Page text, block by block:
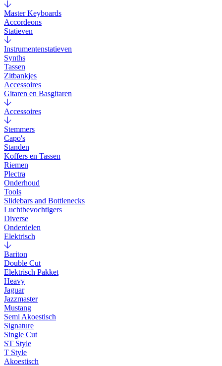
Master Keyboards
Accordeons
Statieven
Instrumentenstatieven
Synths
Tassen
Zitbankjes
Accessoires
Gitaren en Basgitaren
Accessoires
Stemmers
Capo's
Standen
Koffers en Tassen
Riemen
Plectra
Onderhoud
Tools
Slidebars and Bottlenecks
Luchtbevochtigers
Diverse
Onderdelen
Elektrisch
Bariton
Double Cut
Elektrisch Pakket
Heavy
Jaguar
Jazzmaster
Mustang
Semi Akoestisch
Signature
Single Cut
ST Style
T Style
Akoestisch